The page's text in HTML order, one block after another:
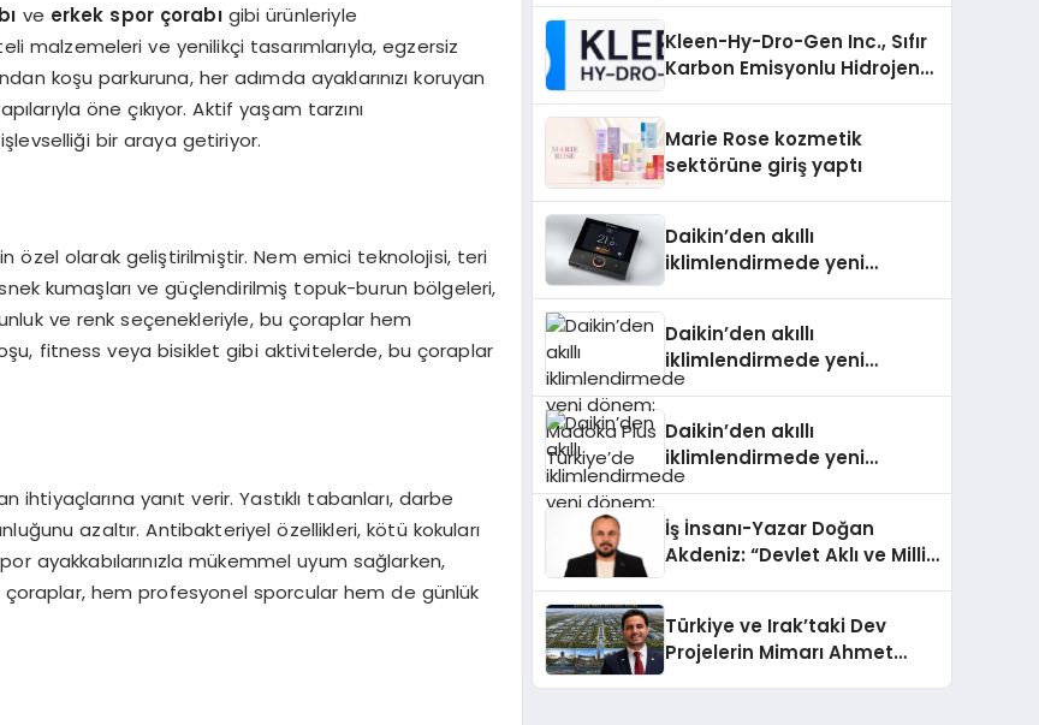
ve erkek spor çorabıgibi ürünleriyle
malzemeleri ve yenilikçi tasarımlarıyla, egzersiz
koşu parkuruna, her adımda ayaklarınızı koruyan
öne çıkıyor. Aktif yaşam tarzını
bir araya getiriyor.
özel olarak geliştirilmiştir. Nem emici teknolojisi, teri
kumaşları ve güçlendirilmiş topuk-burun bölgeleri,
ve renk seçenekleriyle, bu çoraplar hem
fitness veya bisiklet gibi aktivitelerde, bu çoraplar
yanıt verir. Yastıklı tabanları, darbe
azaltır. Antibakteriyel özellikleri, kötü kokuları
ayakkabılarınızla mükemmel uyum sağlarken,
çoraplar, hem profesyonel sporcular hem de günlük
Kleen-Hy-Dro-Gen Inc., Sıfır
Karbon Emisyonlu Hidrojen
Aldı
Marie Rose kozmetik
sektörüne giriş yaptı
Daikin’den akıllı
iklimlendirmede yeni
Daikin’den akıllı
iklimlendirmede yeni
dönem: Madoka Plus
Daikin’den akıllı
iklimlendirmede yeni
dönem: Madoka Plus
İş İnsanı-Yazar Doğan
Akdeniz: “Devlet Aklı ve Milli
Türkiye ve Irak’taki Dev
Projelerin Mimarı Ahmet